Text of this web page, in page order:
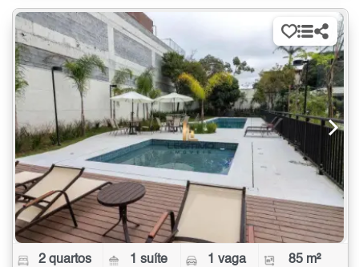
2 quartos 1 suíte 1 vaga 85 m²